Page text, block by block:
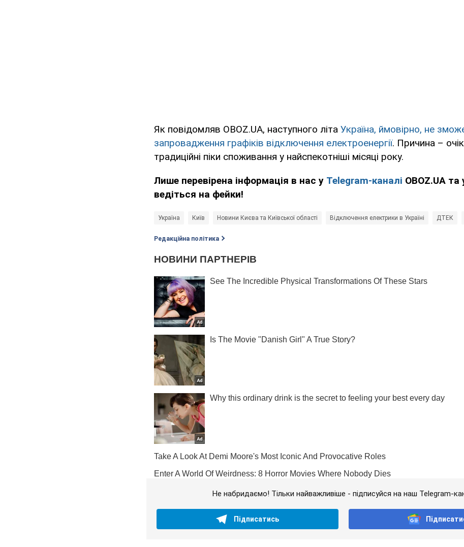
Як повідомляв OBOZ.UA, наступного літа Україна, ймовірно, не
запровадження графіків відключення електроенергії. Причина –
традиційні піки споживання у найспекотніші місяці року.
Лише перевірена інформація в нас у Telegram-каналі OBOZ.UA та
ведіться на фейки!
Україна Київ Новини Києва та Київської області Відключення електрики в Україні ДТЕК
Редакційна політика
Не набридаємо! Тільки найважливіше - підписуйся на наш Telegram-
Підписатись